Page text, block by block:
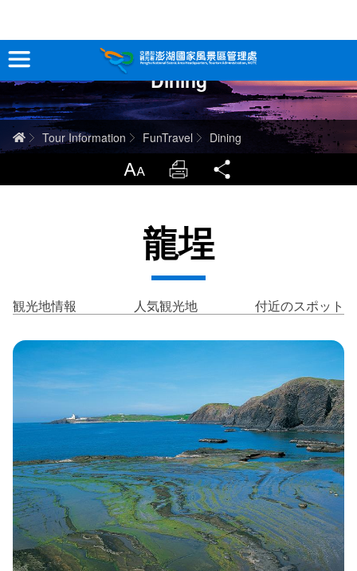
跳
到
主
要
內
容
観光情報
澎湖を深く知る
サイトマップ
English Tiếng Việt
ไทย Bahasa indonesia
Dining
ホーム
Tour Information FunTravel Dining
LargrType Print
龍埕
観光地情報 人気観光地 付近のスポット